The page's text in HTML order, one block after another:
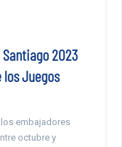
2023
Juegos
embajadores
octubre y